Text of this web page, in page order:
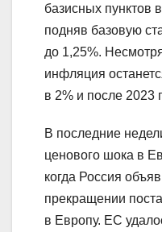
базисных пунктов
подняв базовую
до 1,25%.
инфляция
в 2% и после 2023
В последние
ценового шока в
когда Россия
прекращении
в Европу. ЕС